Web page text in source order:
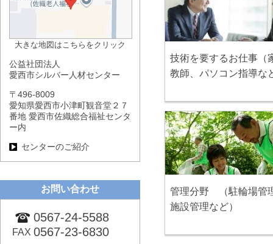
技術を要するお仕事（
教師、パソコン指導な
管理分野 （駐輪場管
施設管理など）
大きな地図はこちらをクリック
公益社団法人
愛西市シルバー人材センター
〒496-8009
愛知県愛西市小津町観音堂２７
番地 愛西市佐織総合福祉センタ
ー内
センターのご紹介
お問い合わせ
0567-24-5588
FAX 0567-23-6830